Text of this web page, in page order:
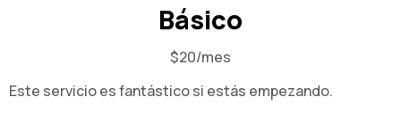
Básico
$20/mes
Este servicio es fantástico si estás empezando.